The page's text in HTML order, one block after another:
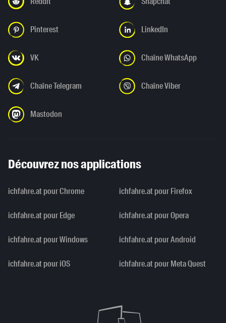
Pinterest LinkedIn
VK Chaîne WhatsApp
Chaîne Telegram Chaîne Viber
Mastodon
Découvrez nos applications
ichfahre.at pour Chrome ichfahre.at pour Firefox
ichfahre.at pour Edge ichfahre.at pour Opera
ichfahre.at pour Windows ichfahre.at pour Android
ichfahre.at pour iOS ichfahre.at pour Meta Quest